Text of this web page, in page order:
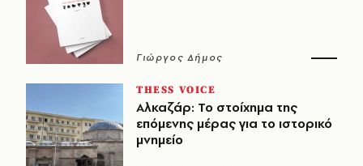
Γιώργος Δήμος
THESS VOICE
Αλκαζάρ: Το στοίχημα της
επόμενης μέρας για το ιστορικό
μνημείο